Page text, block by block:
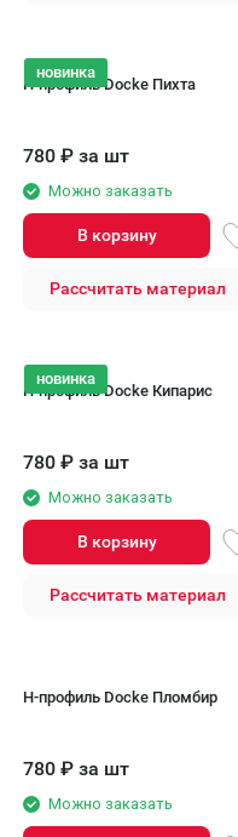
новинка
H-профиль Docke Пихта
780 ₽ за шт
Можно заказать
В корзину
Рассчитать материал
новинка
H-профиль Docke Кипарис
780 ₽ за шт
Можно заказать
В корзину
Рассчитать материал
H-профиль Docke Пломбир
780 ₽ за шт
Можно заказать